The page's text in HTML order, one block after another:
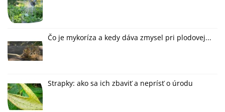
Čo je mykoríza a kedy dáva zmysel pri plodovej...
Strapky: ako sa ich zbaviť a neprísť o úrodu